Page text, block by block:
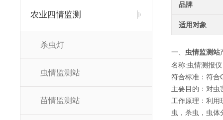
农业四情监测
杀虫灯
虫情监测站
苗情监测站
品牌
适用对象
一、 虫情监测站
名称:虫情测报仪
符合标准：符合
主要目的：对虫
工作原理：利用
虫，杀虫，虫体